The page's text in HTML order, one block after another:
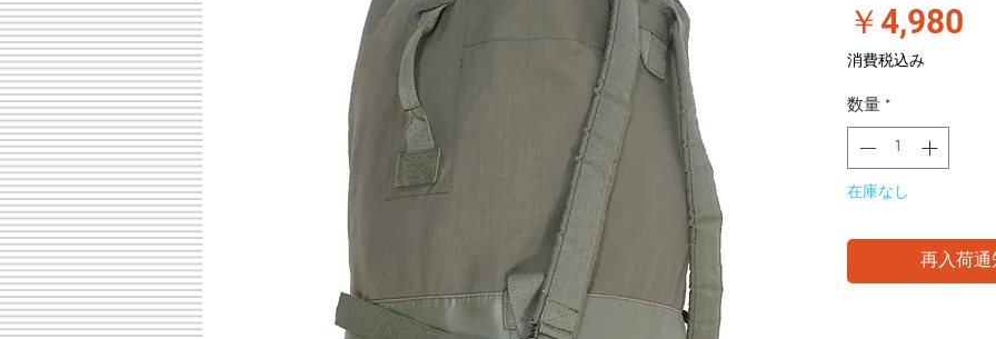
￥4,980
消費税込み
数量 *
在庫なし
再入荷